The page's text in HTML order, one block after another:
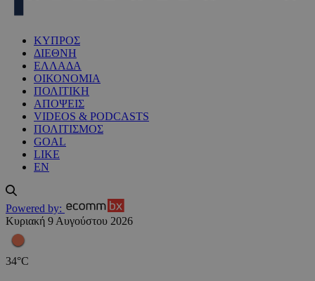
ΚΥΠΡΟΣ
ΔΙΕΘΝΗ
ΕΛΛΑΔΑ
ΟΙΚΟΝΟΜΙΑ
ΠΟΛΙΤΙΚΗ
ΑΠΟΨΕΙΣ
VIDEOS & PODCASTS
ΠΟΛΙΤΙΣΜΟΣ
GOAL
LIKE
EN
Powered by:
Κυριακή 9 Αυγούστου 2026
34°C